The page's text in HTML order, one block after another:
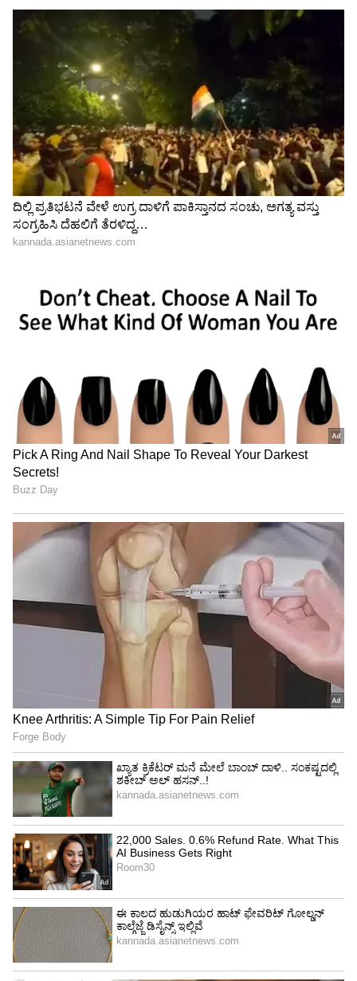
ಗರ್ಲ್‌ಫ್ರೆಂಡ್ ಜೊತೆ ಪತಿಯ ತಿರುಪತಿ ಭೇಟಿಗೆ
ಪ್ರತಿಕ್ರಿಯಿಸಿದ ಜಯಂ ರವಿ ಪತ್ನಿ ಹೇಳಿದ್ದೇನು?
ರಾಜೇಗೌಡ ಗೆದ್ದಾಗ ಅಂದು ಬಿಜೆಪಿ ಸರ್ಕಾರ ಇತ್ತು, ಈಗ
ನೀವಿರುವಾಗ್ಲೇ ಜೀವರಾಜ್ ಗೆದ್ರಲ್ಲ, ಹಾಗಾದ್ರೆ ವೋಟ್
ಚೋರಿ ಮಾಡಿದ್ಯಾರು? ಸಿಎಂಗೆ ಸಿಟಿ ರವಿ ಪ್ರಶ್ನೆ
3
4
Kenishaa Instagram
ಬಾರ್‌ನಲ್ಲಿ ಹಾಡುತ್ತಿದ್ದೆ
ಫಸ್ಟ್‌ ನನ್ನ ತಾಯಿ ಹೋದರು. ಅದಾಗಿ ನಾಲ್ಕು ವರ್ಷ ಆದ್ಮೇಲೆ,
ಅಪ್ಪ ಹೋದರು. ಸುಮಾರು ಹತ್ತು ವರ್ಷಗಳ ಕಾಲ
ಒಬ್ಬಂಟಿಯಾಗಿದ್ದೆ. ಅನೇಕರು ನನ್ನ ಹಳೇ ಜೀವನವನ್ನು
ಕೆದಕುತ್ತಿದ್ದಾರೆ. ಬಾರ್‌ನಲ್ಲಿ ಒಂದು ರಾತ್ರಿಗೆ ಹಾಡಿಗೆ 500
ರೂಪಾಯಿ ಗಳಿಸುತ್ತಿದ್ದೆ. ಇಂದು, ನಾನು ಅದಕ್ಕಿಂತ ಹೆಚ್ಚಾಗಿ
ದುಡಿಯುತ್ತೇನೆ. ಈಗ ಎಲ್ಲರೂ ನನ್ನನ್ನು ಗುರಿ ಮಾಡಿಕೊಂಡು,
ನನ್ನ ವೈಯಕ್ತಿಕ ವಿಷಯಗಳನ್ನು ತಿಳಿಯಲು ಬೆಂಗಳೂರಿಗೆ
ಪತ್ತೇದಾರಿಗಳನ್ನು ಕಳುಹಿಸಿದ್ದಾರೆ. ನಾನು ನನ್ನ ತಂದೆಯನ್ನು
ವೃದ್ಧಾಶ್ರಮದಲ್ಲಿ ಇರಿಸಿದ್ದೇನೆ ಎಂದು ಗಾಸಿಪ್‌ ಮಾಡಿದರು,
ಇದೆಲ್ಲ ಮಾನವೀಯತೆ ಇಲ್ಲ ಎಂದು ಹೇಳಿದ್ದಾರೆ.